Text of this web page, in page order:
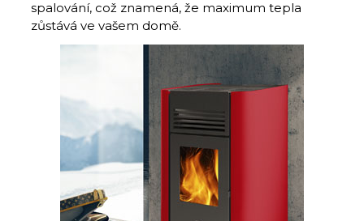
spalování, což znamená, že maximum tepla
zůstává ve vašem domě.